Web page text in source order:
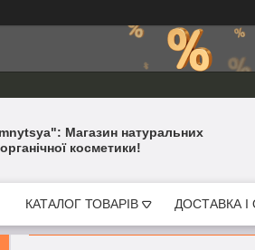
Магазин натуральних
косметики!
КАТАЛОГ ТОВАРІВ ДОСТАВКА І